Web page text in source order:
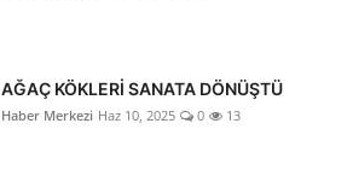
AĞAÇ KÖKLERİ SANATA DÖNÜŞTÜ
Haber Merkezi Haz 10, 2025 0 13